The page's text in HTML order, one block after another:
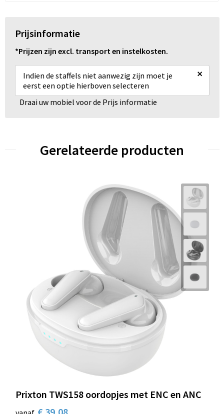
Prijsinformatie
*Prijzen zijn excl. transport en instelkosten.
Indien de staffels niet aanwezig zijn moet je
eerst een optie hierboven selecteren
×
Draai uw mobiel voor de Prijs informatie
Gerelateerde producten
Prixton TWS158 oordopjes met ENC en ANC